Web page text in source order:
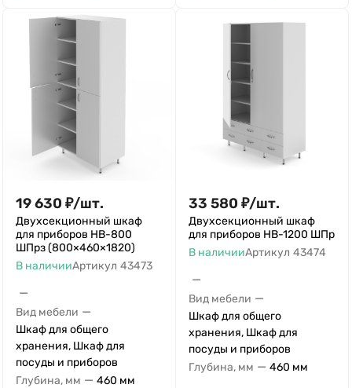
19 630 ₽/шт.
Двухсекционный шкаф
для приборов НВ-800
ШПрз (800×460×1820)
В наличииАртикул 43473
—
Вид мебели —
Шкаф для общего
хранения, Шкаф для
посуды и приборов
Глубина, мм — 460 мм
33 580 ₽/шт.
Двухсекционный шкаф
для приборов НВ-1200 ШПр
В наличииАртикул 43474
—
Вид мебели —
Шкаф для общего
хранения, Шкаф для
посуды и приборов
Глубина, мм — 460 мм